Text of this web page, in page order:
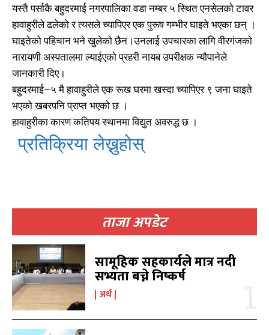
काबिलखबर एफएम सुन्नुहोस
उज्यालो एफएम सुन्नुहोस
काबिलखबर एफएम सुन्नुहोस
उज्यालो एफएम सुन्नुहोस
ताजा अपडेट
सामूहिक सहकार्यले मात्र नदी
सभ्यता बच्ने निष्कर्ष
अर्थ
यस्तै पर्साकै बहुदरमाई नगरपालिका वडा नम्बर ५ स्थित एनसेलको टावर
हावाहुरीले ढलेको र त्यसले च्यापिएर एक पुरूष गम्भीर घाइते भएका छन् ।
घाइतेको पहिचान भने खुलेको छैन।उनलाई उपचारका लागि वीरगंजको
नारायणी अस्पतालमा ल्याईएको प्रहरी नायब उपरीक्षक न्यौपानेले
जानकारी दिए।
बहुदरमाई–५ मै हावाहुरीले एक रूख घरमा खस्दा च्यापिएर ९ जना घाइते
भएको खबरपनि प्राप्त भएको छ ।
हावाहुरीका कारण कतिपय स्थानमा विद्युत अवरुद्ध छ ।
प्रतिक्रिया लेख्नुहोस्